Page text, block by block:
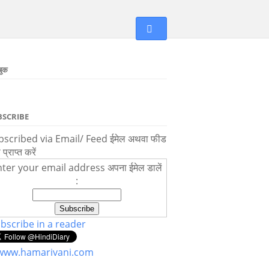
via Email/ Feed ईमेल अथवा फीड
प्राप्त करें
your email address अपना ईमेल डालें
:
in a reader